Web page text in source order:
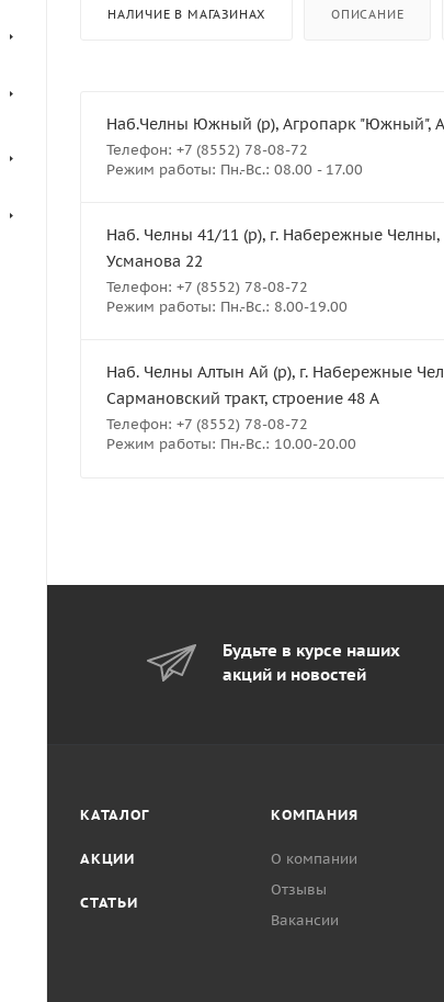
НАЛИЧИЕ В МАГАЗИНАХ ОПИСАНИЕ
Наб.Челны Южный (р), Агропарк "Южный",
Телефон: +7 (8552) 78-08-72
Режим работы: Пн.-Вс.: 08.00 - 17.00
Наб. Челны 41/11 (р), г. Набережные
Усманова 22
Телефон: +7 (8552) 78-08-72
Режим работы: Пн.-Вс.: 8.00-19.00
Наб. Челны Алтын Ай (р), г. Набережные
Сармановский тракт, строение 48 А
Телефон: +7 (8552) 78-08-72
Режим работы: Пн.-Вс.: 10.00-20.00
Будьте в курсе наших
акций и новостей
КАТАЛОГ
АКЦИИ
СТАТЬИ
КОМПАНИЯ
О компании
Отзывы
Вакансии